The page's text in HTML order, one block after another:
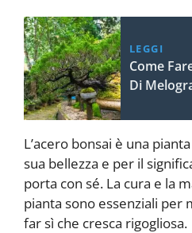
LEGGI
Come
Di
L’acero bonsai è una
sua bellezza e per il
porta con sé. La cura e la
pianta sono essenziali per
far sì che cresca rigogliosa.